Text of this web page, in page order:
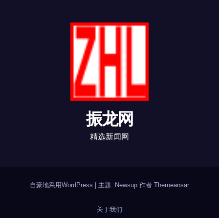
振龙网
精选新闻网
自豪地采用WordPress 主题: Newsup 作者 Themeansar
关于我们